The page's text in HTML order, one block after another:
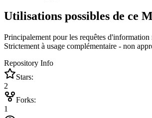
Utilisations possibles de ce
Principalement pour les requêtes
Strictement à usage complémentaire - non
Repository Info
Stars:
2
Forks:
1